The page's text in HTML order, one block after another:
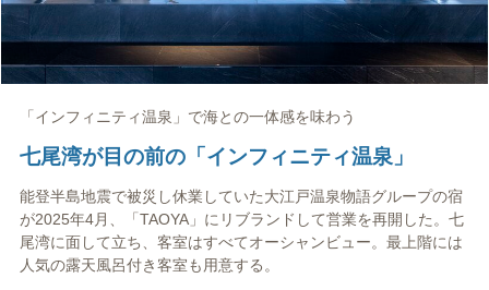
「インフィニティ温泉」で海との一体感を味わう
七尾湾が目の前の「インフィニティ温泉」
能登半島地震で被災し休業していた大江戸温泉物語グループの宿
が2025年4月、「TAOYA」にリブランドして営業を再開した。七
尾湾に面して立ち、客室はすべてオーシャンビュー。最上階には
人気の露天風呂付き客室も用意する。